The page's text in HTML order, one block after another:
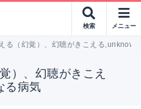
検索 メニュー
る（幻覚）、幻聴がきこえる
）、幻聴がきこえ
る病気